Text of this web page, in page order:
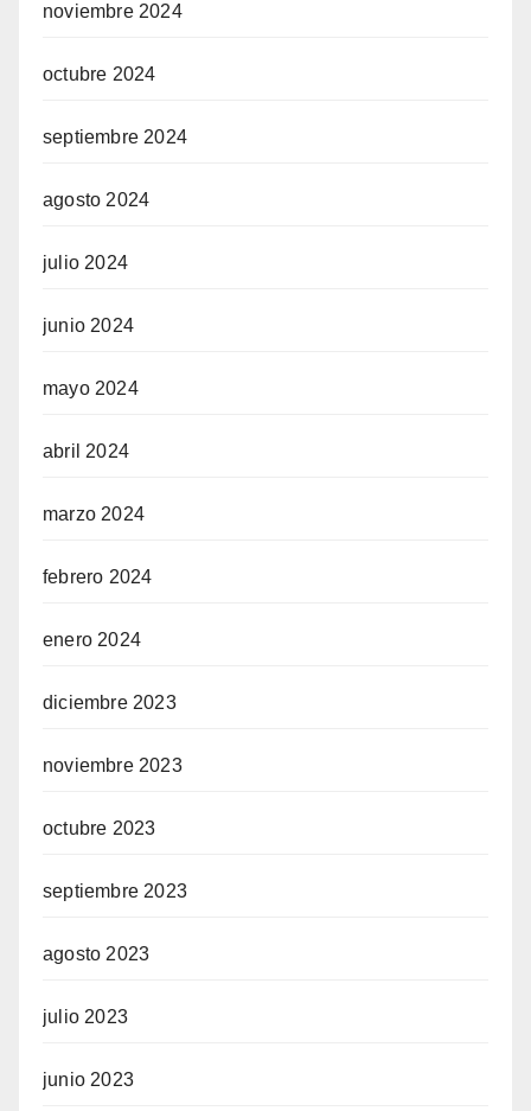
noviembre 2024
octubre 2024
septiembre 2024
agosto 2024
julio 2024
junio 2024
mayo 2024
abril 2024
marzo 2024
febrero 2024
enero 2024
diciembre 2023
noviembre 2023
octubre 2023
septiembre 2023
agosto 2023
julio 2023
junio 2023